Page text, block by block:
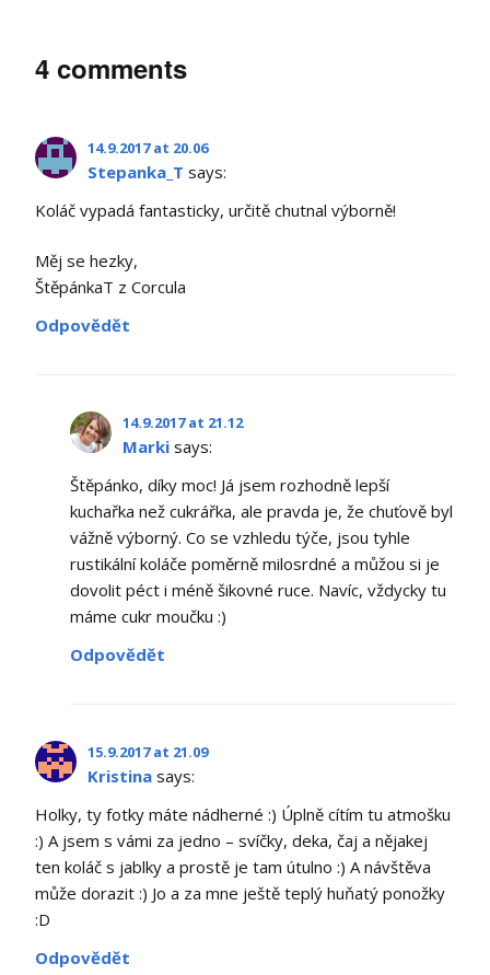
4 comments
14.9.2017 at 20.06
Stepanka_T says:
Koláč vypadá fantasticky, určitě chutnal výborně!
Měj se hezky,
ŠtěpánkaT z Corcula
Odpovědět
14.9.2017 at 21.12
Marki says:
Štěpánko, díky moc! Já jsem rozhodně lepší
kuchařka než cukrářka, ale pravda je, že chuťově byl
vážně výborný. Co se vzhledu týče, jsou tyhle
rustikální koláče poměrně milosrdné a můžou si je
dovolit péct i méně šikovné ruce. Navíc, vždycky tu
máme cukr moučku :)
Odpovědět
15.9.2017 at 21.09
Kristina says:
Holky, ty fotky máte nádherné :) Úplně cítím tu atmošku
:) A jsem s vámi za jedno – svíčky, deka, čaj a nějakej
ten koláč s jablky a prostě je tam útulno :) A návštěva
může dorazit :) Jo a za mne ještě teplý huňatý ponožky
:D
Odpovědět